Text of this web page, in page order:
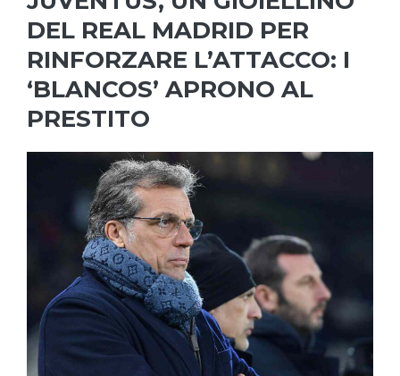
DEL REAL MADRID PER
RINFORZARE L’ATTACCO: I
‘BLANCOS’ APRONO AL
PRESTITO